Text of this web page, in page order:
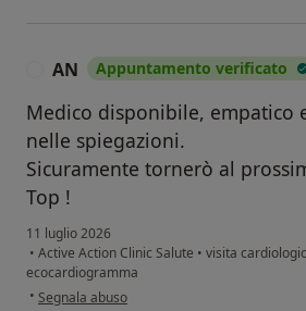
AN Appuntamento verificato
Medico disponibile, empatico
nelle spiegazioni.
Sicuramente tornerò al
Top !
11 luglio 2026
• Active Action Clinic Salute • visita
ecocardiogramma
• secondo l'opinione dell'utente AN
Segnala abuso